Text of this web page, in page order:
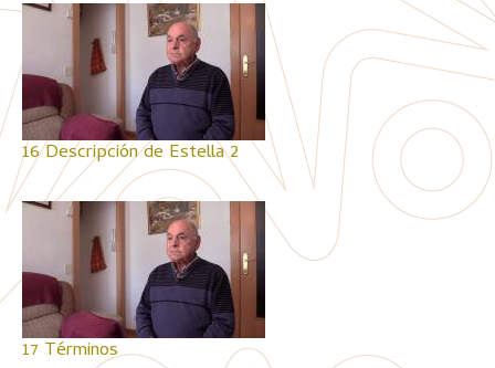
16 Descripción de Estella 2
17 Términos